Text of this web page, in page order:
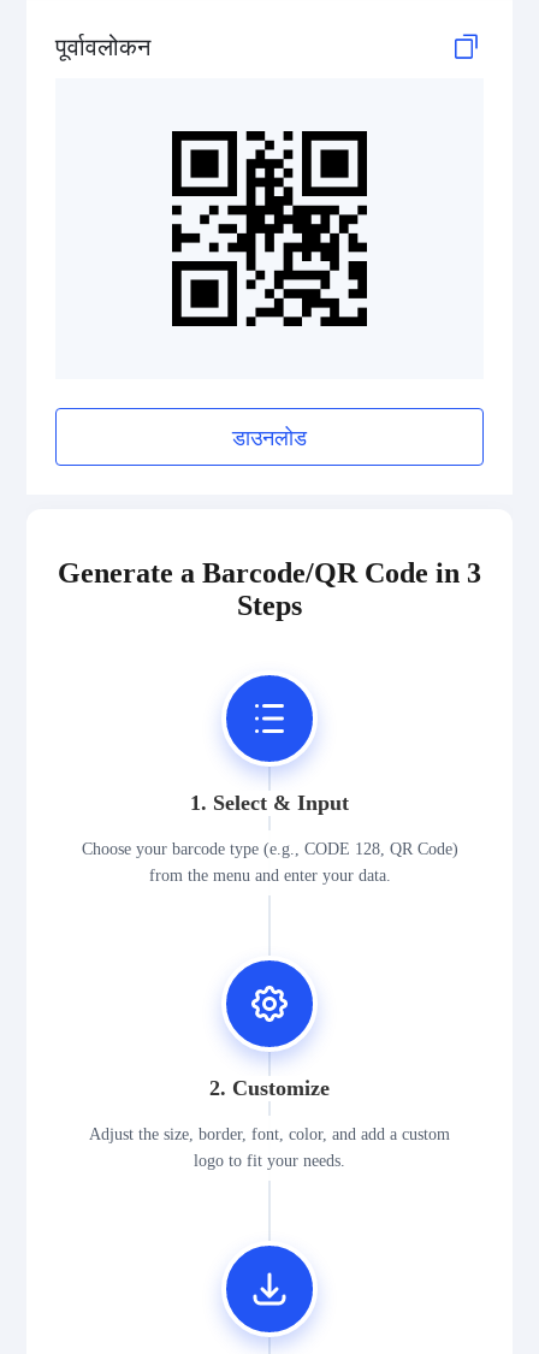
HIBC MicroPDF417
HIBC PDF417
HIBC QR Code
Pharmazentralnummer (PZN)
पूर्वावलोकन
डाउनलोड
Generate a Barcode/QR Code in 3
Steps
1. Select & Input
Choose your barcode type (e.g., CODE 128, QR Code)
from the menu and enter your data.
2. Customize
Adjust the size, border, font, color, and add a custom
logo to fit your needs.